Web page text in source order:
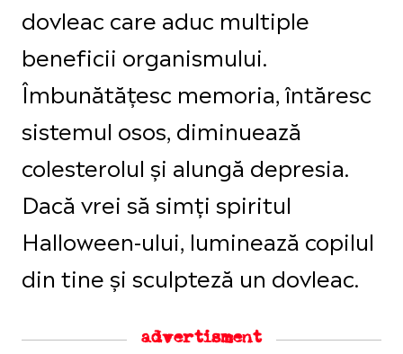
dovleac care aduc multiple
beneficii organismului.
Îmbunătățesc memoria, întăresc
sistemul osos, diminuează
colesterolul și alungă depresia.
Dacă vrei să simți spiritul
Halloween-ului, luminează copilul
din tine și sculpteză un dovleac.
advertisment